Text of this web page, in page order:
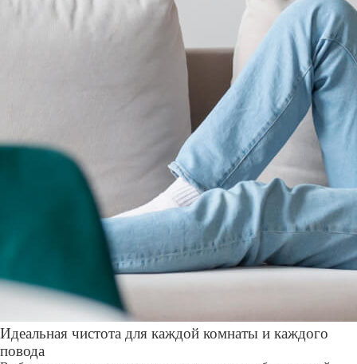
Идеальная чистота для каждой комнаты и каждого
повода